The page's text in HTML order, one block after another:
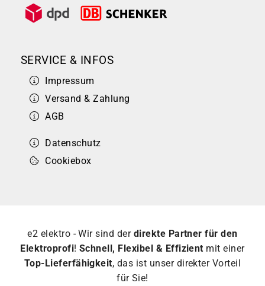
SERVICE & INFOS
Impressum
Versand & Zahlung
AGB
Datenschutz
Cookiebox
e2 elektro - Wir sind der direkte Partner für den
Elektroprofi! Schnell, Flexibel & Effizient mit einer
Top-Lieferfähigkeit, das ist unser direkter Vorteil
für Sie!